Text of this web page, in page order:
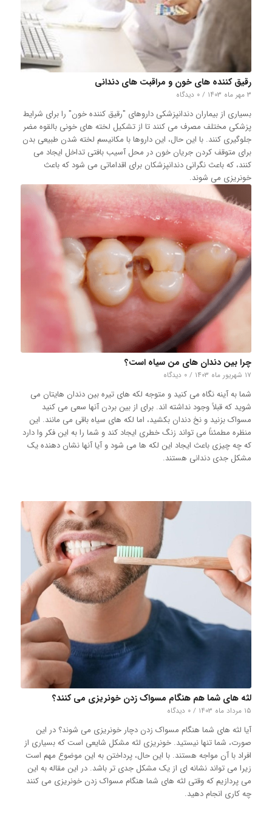
رقیق کننده های خون و مراقبت های دندانی
۳ مهر ماه ۱۴۰۳ / ۰ دیدگاه
بسیاری از بیماران دندانپزشکی داروهای "رقیق کننده خون" را برای شرایط
پزشکی مختلف مصرف می کنند تا از تشکیل لخته های خونی بالقوه مضر
جلوگیری کنند. با این حال، این داروها با مکانیسم لخته شدن طبیعی بدن
برای متوقف کردن جریان خون در محل آسیب بافتی تداخل ایجاد می
کنند، که باعث نگرانی دندانپزشکان برای اقداماتی می شود که باعث
خونریزی می شوند.
چرا بین دندان های من سیاه است؟
۱۷ شهریور ماه ۱۴۰۳ / ۰ دیدگاه
شما به آینه نگاه می کنید و متوجه لکه های تیره بین دندان هایتان می
شوید که قبلاً وجود نداشته اند. برای از بین بردن آنها سعی می کنید
مسواک بزنید و نخ دندان بکشید، اما لکه های سیاه باقی می مانند. این
منظره مطمئناً می تواند زنگ خطری ایجاد کند و شما را به این فکر وا دارد
که چه چیزی باعث ایجاد این لکه ها می شود و آیا آنها نشان دهنده یک
مشکل جدی دندانی هستند.
لثه های شما هم هنگام مسواک زدن خونریزی می کنند؟
۱۵ مرداد ماه ۱۴۰۳ / ۰ دیدگاه
آیا لثه های شما هنگام مسواک زدن دچار خونریزی می شوند؟ در این
صورت، شما تنها نیستید. خونریزی لثه مشکل شایعی است که بسیاری از
افراد با آن مواجه هستند. با این حال، پرداختن به این موضوع مهم است
زیرا می تواند نشانه ای از یک مشکل جدی تر باشد. در این مقاله به این
می پردازیم که وقتی لثه های شما هنگام مسواک زدن خونریزی می کنند
چه کاری انجام دهید.